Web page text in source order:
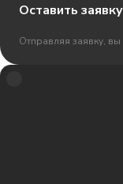
Оставить
Отправляя заявку,